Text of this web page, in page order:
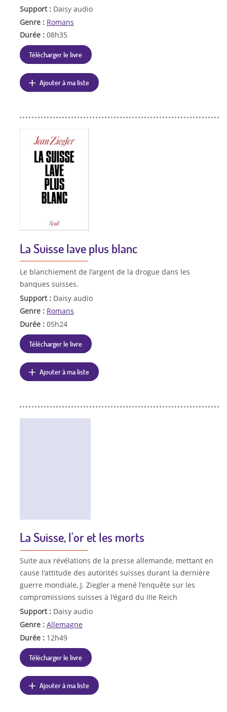
Support : Daisy audio
Genre : Romans
Durée : 08h35
Télécharger le livre
Ajouter à ma liste
La Suisse lave plus blanc
Le blanchiement de l'argent de la drogue dans les
banques suisses.
Support : Daisy audio
Genre : Romans
Durée : 05h24
Télécharger le livre
Ajouter à ma liste
La Suisse, l'or et les morts
Suite aux révélations de la presse allemande, mettant en
cause l'attitude des autorités suisses durant la dernière
guerre mondiale, J. Ziegler a mené l'enquête sur les
compromissions suisses à l'égard du IIIe Reich
Support : Daisy audio
Genre : Allemagne
Durée : 12h49
Télécharger le livre
Ajouter à ma liste